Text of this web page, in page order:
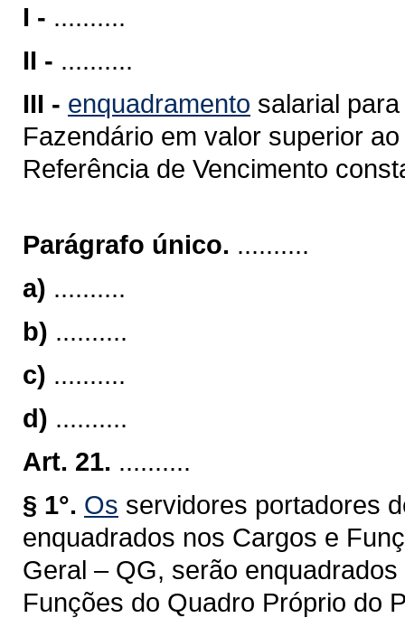
I - ..........
II - ..........
III - enquadramento salarial
Fazendário em valor superior
Referência de Vencimento
Parágrafo único. ..........
a) ..........
b) ..........
c) ..........
d) ..........
Art. 21. ..........
§ 1°. Os servidores portadores
enquadrados nos Cargos e
Geral – QG, serão
Funções do Quadro Próprio do